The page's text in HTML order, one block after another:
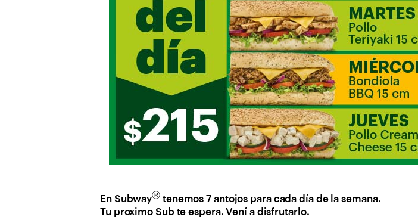
En SubwayⓇ tenemos 7 antojos para cada día de la semana.
Tu proximo Sub te espera. Vení a disfrutarlo.